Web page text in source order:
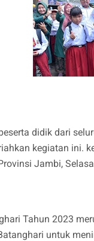
didik dari
kegiatan ini.
Jambi,
Tahun 2023
untuk